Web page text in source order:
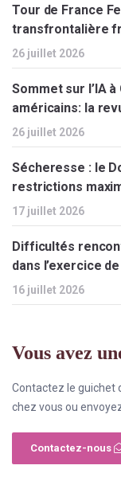
Tour de France
transfrontalière
26 juillet 2026
Sommet sur l’IA
américains: la
26 juillet 2026
Sécheresse : le
restrictions
17 juillet 2026
Difficultés
dans l’exercice
16 juillet 2026
Vous avez
Contactez le guichet
chez vous ou
Contactez-nous